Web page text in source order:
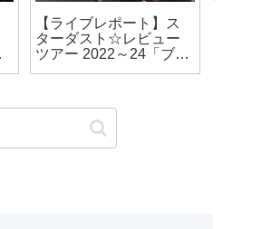
【ライブレポート】ス
ターダスト☆レビュー
ツアー 2022～24「ブギ
演(2024/5/21)